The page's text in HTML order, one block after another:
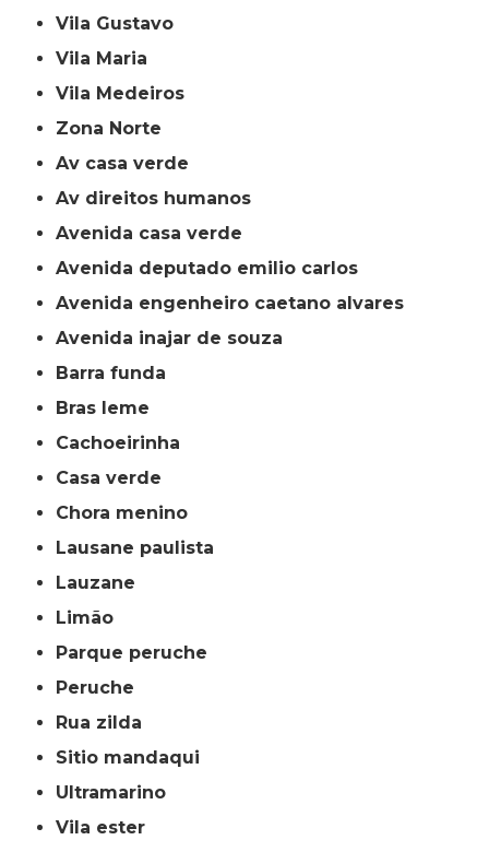
Vila Gustavo
Vila Maria
Vila Medeiros
Zona Norte
av casa verde
av direitos humanos
avenida casa verde
avenida deputado emilio carlos
avenida engenheiro caetano alvares
avenida inajar de souza
barra funda
bras leme
cachoeirinha
casa verde
chora menino
lausane paulista
lauzane
limão
parque peruche
peruche
rua zilda
sitio mandaqui
ultramarino
vila ester